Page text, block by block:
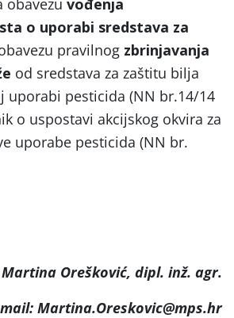
o uporabi sredstava za
pravilnog zbrinjavanja
od sredstava za zaštitu bilja
uporabi pesticida (NN br.14/14
o uspostavi akcijskog okvira za
uporabe pesticida (NN br.
Martina Orešković, dipl. inž. agr.
Martina.Oreskovic@mps.hr